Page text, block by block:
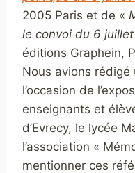
2005 Paris et de «
le convoi du 6
éditions Graphein,
Nous avions
l’occasion de
enseignants et
d’Evrecy, le lycée
l’association «
mentionner ces